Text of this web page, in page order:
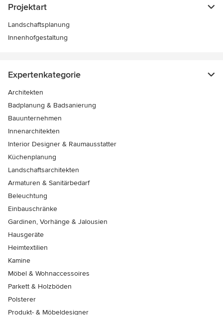
Projektart
Landschaftsplanung
Innenhofgestaltung
Expertenkategorie
Architekten
Badplanung & Badsanierung
Bauunternehmen
Innenarchitekten
Interior Designer & Raumausstatter
Küchenplanung
Landschaftsarchitekten
Armaturen & Sanitärbedarf
Beleuchtung
Einbauschränke
Gardinen, Vorhänge & Jalousien
Hausgeräte
Heimtextilien
Kamine
Möbel & Wohnaccessoires
Parkett & Holzböden
Polsterer
Produkt- & Möbeldesigner